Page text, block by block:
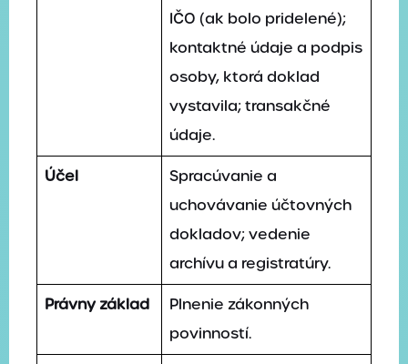
IČO (ak bolo pridelené);
kontaktné údaje a podpis
osoby, ktorá doklad
vystavila; transakčné
údaje.
Účel
Spracúvanie a
uchovávanie účtovných
dokladov; vedenie
archívu a registratúry.
Právny základ
Plnenie zákonných
povinností.